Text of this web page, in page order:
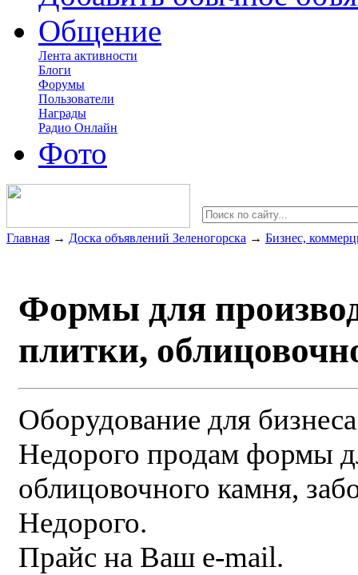
Общение
Лента активности
Блоги
Форумы
Пользователи
Награды
Радио Онлайн
Фото
Главная → Доска объявлений Зеленогорска → Бизнес,
Формы для
плитки,
Оборудование для
Недорого продам формы
облицовочного камня,
Недорого.
Прайс на Ваш e-mail.